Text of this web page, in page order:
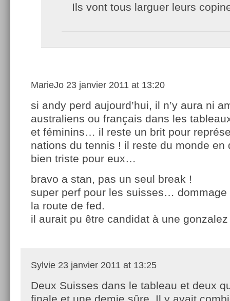
Ils vont tous larguer leurs
MarieJo 23 janvier 2011 at 13:20
si andy perd aujourd’hui, il n’y aura ni
australiens ou français dans les
et féminins… il reste un brit pour
nations du tennis ! il reste du monde en
bien triste pour eux…
bravo a stan, pas un seul break !
super perf pour les suisses… dommage
la route de fed.
il aurait pu être candidat à une
Sylvie 23 janvier 2011 at 13:25
Deux Suisses dans le tableau et deux